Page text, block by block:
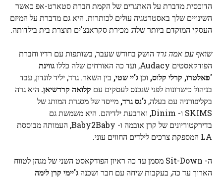
הדוכסית מדברת על האתגרים של הקמת חברת סטארט-אפ כאשר
השינויים שלך באסטרטגיה עולים לכותרות. היא גם מדברת על המיזם
העסקי המוקדם ביותר שלה: מכירת סקראנצ'ים תוצרת בית בילדותה.
שואף עם אמה גרד הושק בחודש שעבר, בשותפות עם רדיו וחברת
הפודקאסטים Audacy, ועד כה האורחים שלה כללו
גווינת
'פאלטרו, קרלי קלוס, וכןג'יי שטי, בין השאר. גרד, יליד לונדון, עבד
בניהול כישרונות לפני שנכנס לעסקים עם קלואה קרדשיאן. היא גרה
בקליפורניה עם בעלה, ג'נס גרד, מייסד של מסגרת המותג של
SKIMS ו- Dinim, וארבעת ילדיהם. היא משמשת גם
בדירקטוריונים של קרן אובמה ו- Baby2Baby, העמותה מבוססת
LA המספקת צרכים לילדים החווים עוני.
ה- Sit-Down מסמן עד כה ראיון הפודקאסט השני של מגהן לטווח
הארוך עד כה, בעקבות שיחה עם חבר ושכנהג'יימי קרן לימה